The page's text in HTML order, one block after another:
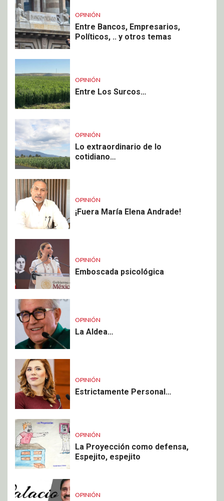
OPINIÓN
Entre Bancos, Empresarios,
Políticos, .. y otros temas
OPINIÓN
Entre Los Surcos…
OPINIÓN
Lo extraordinario de lo
cotidiano…
OPINIÓN
¡Fuera María Elena Andrade!
OPINIÓN
Emboscada psicológica
OPINIÓN
La Aldea…
OPINIÓN
Estrictamente Personal…
OPINIÓN
La Proyección como defensa,
Espejito, espejito
OPINIÓN